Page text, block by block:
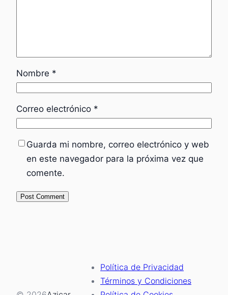
Nombre *
Correo electrónico *
Guarda mi nombre, correo electrónico y web
en este navegador para la próxima vez que
comente.
Política de Privacidad
Términos y Condiciones